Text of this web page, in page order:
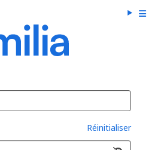
Réinitialiser